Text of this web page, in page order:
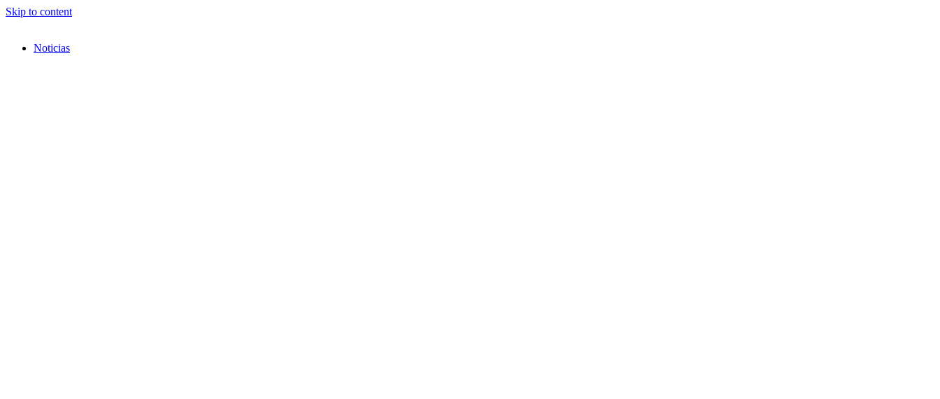
Skip to content
Noticias